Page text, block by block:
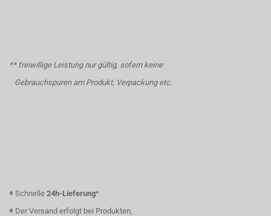
** freiwillige Leistung nur gültig, sofern keine
Gebrauchspuren am Produkt, Verpackung etc.
+ Schnelle 24h-Lieferung*
+ Der Versand erfolgt bei Produkten,